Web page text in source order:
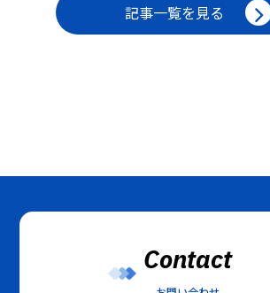
記事一覧を見る
Contact